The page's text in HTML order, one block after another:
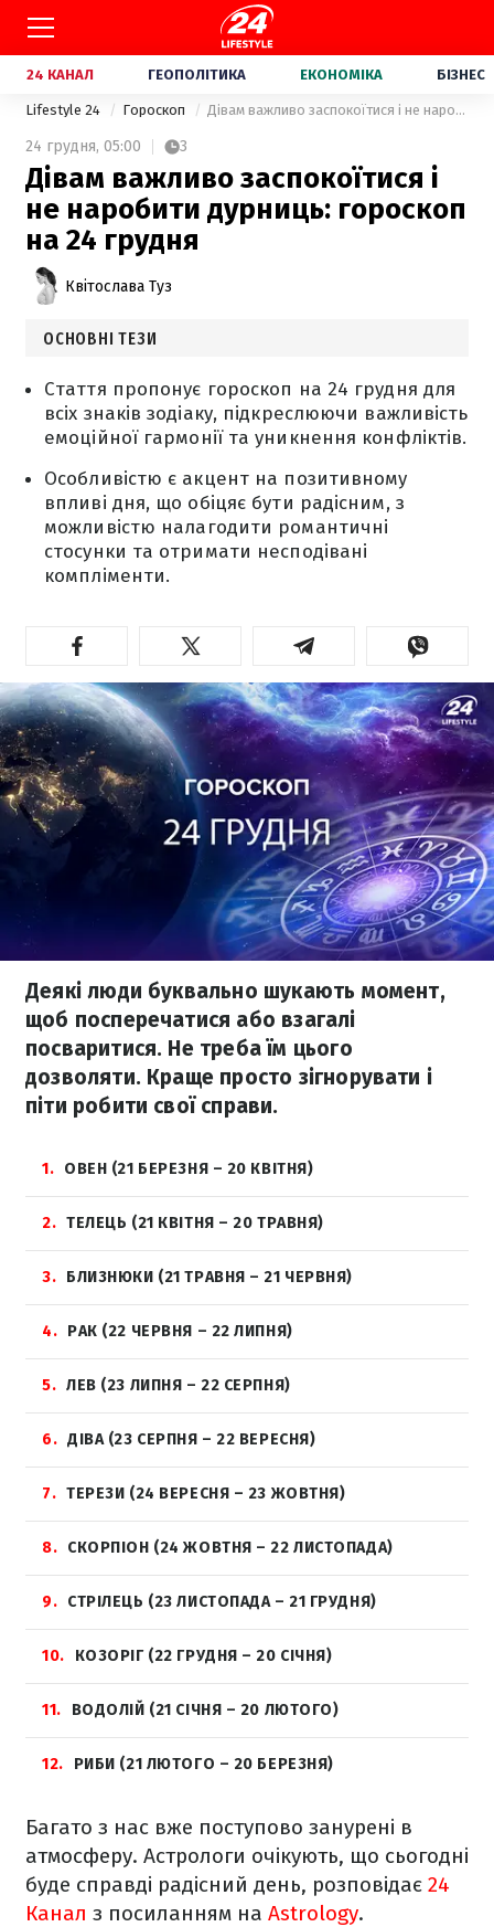
24 КАНАЛ ГЕОПОЛІТИКА ЕКОНОМІКА БІЗНЕС
Lifestyle 24 Гороскоп Дівам важливо заспокоїтися і не наробити дурниць: гороскоп на 24 грудня
24 грудня, 05:00 3
Дівам важливо заспокоїтися і
не наробити дурниць: гороскоп
на 24 грудня
Квітослава Туз
ОСНОВНІ ТЕЗИ
Стаття пропонує гороскоп на 24 грудня для
всіх знаків зодіаку, підкреслюючи важливість
емоційної гармонії та уникнення конфліктів.
Особливістю є акцент на позитивному
впливі дня, що обіцяє бути радісним, з
можливістю налагодити романтичні
стосунки та отримати несподівані
компліменти.
Деякі люди буквально шукають момент,
щоб посперечатися або взагалі
посваритися. Не треба їм цього
дозволяти. Краще просто зігнорувати і
піти робити свої справи.
1 ОВЕН (21 БЕРЕЗНЯ – 20 КВІТНЯ)
2 ТЕЛЕЦЬ (21 КВІТНЯ – 20 ТРАВНЯ)
3 БЛИЗНЮКИ (21 ТРАВНЯ – 21 ЧЕРВНЯ)
4 РАК (22 ЧЕРВНЯ – 22 ЛИПНЯ)
5 ЛЕВ (23 ЛИПНЯ – 22 СЕРПНЯ)
6 ДІВА (23 СЕРПНЯ – 22 ВЕРЕСНЯ)
7 ТЕРЕЗИ (24 ВЕРЕСНЯ – 23 ЖОВТНЯ)
8 СКОРПІОН (24 ЖОВТНЯ – 22 ЛИСТОПАДА)
9 СТРІЛЕЦЬ (23 ЛИСТОПАДА – 21 ГРУДНЯ)
10 КОЗОРІГ (22 ГРУДНЯ – 20 СІЧНЯ)
11 ВОДОЛІЙ (21 СІЧНЯ – 20 ЛЮТОГО)
12 РИБИ (21 ЛЮТОГО – 20 БЕРЕЗНЯ)
Багато з нас вже поступово занурені в
атмосферу. Астрологи очікують, що сьогодні
буде справді радісний день, розповідає 24
Канал з посиланням на Astrology.